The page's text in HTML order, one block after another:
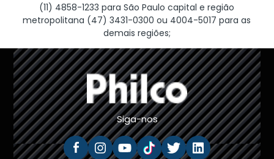
(11) 4858-1233 para São Paulo capital e região
metropolitana (47) 3431-0300 ou 4004-5017 para as
demais regiões;
Siga-nos